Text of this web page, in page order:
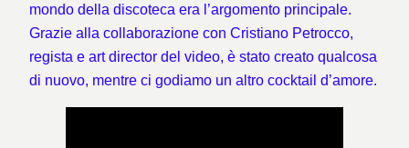
mondo della discoteca era l’argomento principale.
Grazie alla collaborazione con Cristiano Petrocco,
regista e art director del video, è stato creato qualcosa
di nuovo, mentre ci godiamo un altro cocktail d’amore.